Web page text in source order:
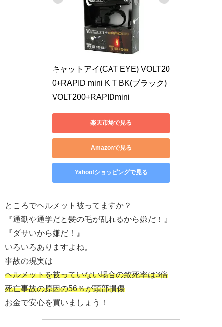
キャットアイ(CAT EYE) VOLT20
0+RAPID mini KIT BK(ブラック)
VOLT200+RAPIDmini
楽天市場で見る
Amazonで見る
Yahoo!ショッピングで見る
ところでヘルメット被ってますか？
『通勤や通学だと髪の毛が乱れるから嫌だ！』
『ダサいから嫌だ！』
いろいろありますよね。
事故の現実は
ヘルメットを被っていない場合の致死率は3倍
死亡事故の原因の56％が頭部損傷
お金で安心を買いましょう！